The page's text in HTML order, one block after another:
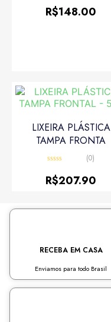
0
de
R$148.00
LIXEIRA PLÁSTICA
TAMPA FRONTA
0
de
(0)
R$207.90
RECEBA EM CASA
Enviamos para todo Brasil